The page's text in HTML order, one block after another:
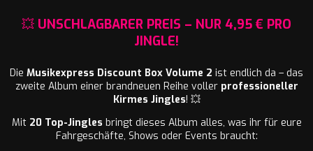
💥 UNSCHLAGBARER PREIS – NUR 4,95 € PRO
JINGLE!
Die Musikexpress Discount Box Volume 2 ist endlich da – das
zweite Album einer brandneuen Reihe voller professioneller
Kirmes Jingles! 💥
Mit 20 Top-Jingles bringt dieses Album alles, was ihr für eure
Fahrgeschäfte, Shows oder Events braucht: